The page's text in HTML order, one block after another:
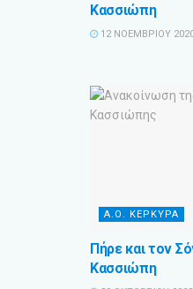
Κασσιώπη
12 ΝΟΕΜΒΡΊΟΥ
Α.Ο. ΚΕΡΚΥΡΑ
Πήρε και τον
Κασσιώπη